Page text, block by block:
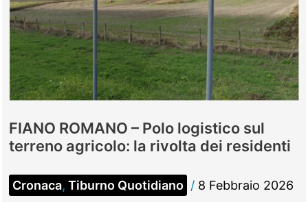
FIANO ROMANO – Polo logistico sul
terreno agricolo: la rivolta dei residenti
Cronaca, Tiburno Quotidiano / 8 Febbraio 2026